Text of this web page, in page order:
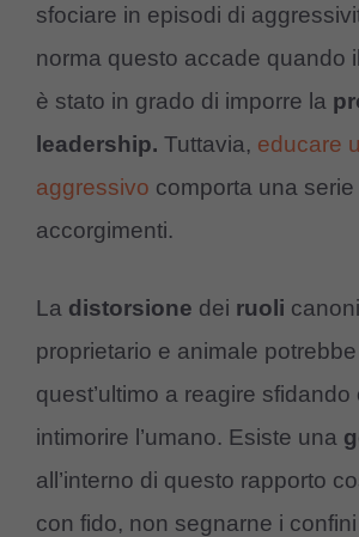
sfociare in episodi di
norma questo accade quando
è stato in grado di imporre la
leadership. Tuttavia, educare
aggressivo comporta una serie
accorgimenti.
La distorsione dei ruoli
proprietario e animale
quest’ultimo a reagire
intimorire l’umano. Esiste una
all’interno di questo rapporto
con fido, non segnarne i